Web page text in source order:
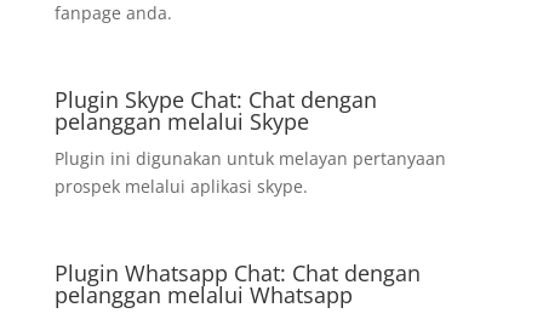
fanpage anda.
Plugin Skype Chat: Chat dengan
pelanggan melalui Skype
Plugin ini digunakan untuk melayan pertanyaan
prospek melalui aplikasi skype.
Plugin Whatsapp Chat: Chat dengan
pelanggan melalui Whatsapp